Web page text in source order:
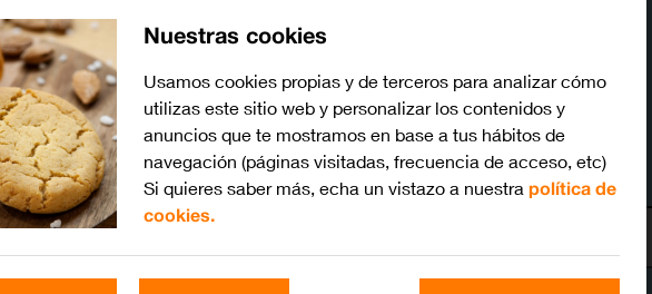
Nuestras cookies
Usamos cookies propias y de terceros para analizar cómo
utilizas este sitio web y personalizar los contenidos y
anuncios que te mostramos en base a tus hábitos de
navegación (páginas visitadas, frecuencia de acceso, etc)
Si quieres saber más, echa un vistazo a nuestra política de
cookies.